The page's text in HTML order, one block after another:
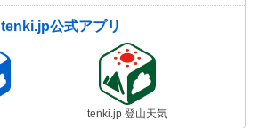
tenki.jp公式アプリ
tenki.jp 登山天気